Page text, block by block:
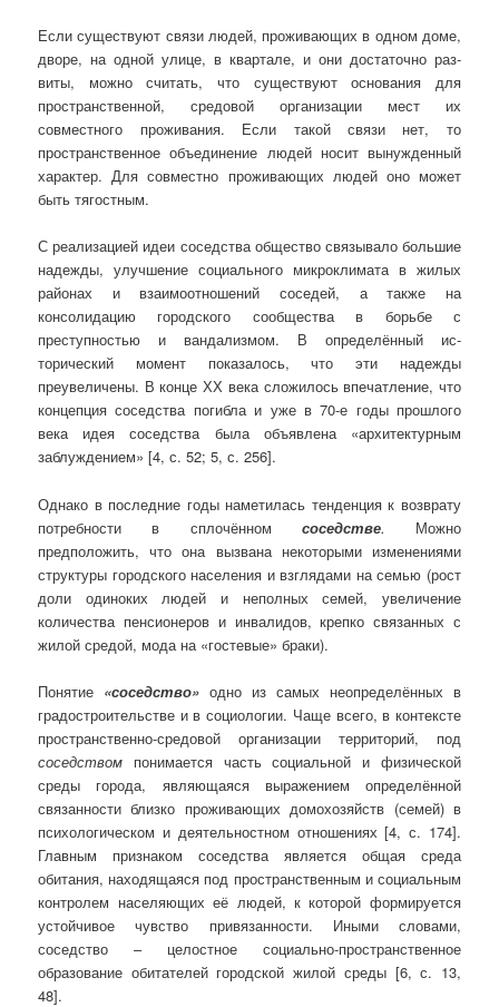
Если существуют связи людей, проживающих в одном доме,
дворе, на одной улице, в квартале, и они достаточно раз­
виты, можно считать, что существуют основания для
простран­ствен­ной, средовой организации мест их
совместного проживания. Если такой связи нет, то
пространственное объединение людей носит вы­нужденный
характер. Для совместно проживающих людей оно может
быть тягостным.
С реализацией идеи соседства общество связывало большие
на­дежды, улучшение со­циаль­ного микроклимата в жилых
районах и взаимоотношений соседей, а также на
консолидацию городского сооб­щества в борьбе с
преступностью и вандализмом. В определённый ис­
торический момент показалось, что эти надежды
преувеличены. В кон­це ХХ века сложилось впечатление, что
концепция соседства погибла и уже в 70-е годы прошлого
века идея соседства была объявлена «архитектурным
заблуждением» [4, с. 52; 5, с. 256].
Однако в последние годы наметилась тенденция к возврату
по­треб­ности в сплочённом соседстве. Можно
предположить, что она вызвана неко­торыми изменениями
структуры городского населения и взглядами на семью (рост
доли оди­ноких людей и неполных семей, увеличение
количества пенсионеров и инвалидов, крепко связанных с
жилой средой, мода на «гостевые» браки).
Понятие «соседство»одно из самых неопределённых в
градостроительстве и в социологии. Чаще всего, в контексте
пространственно-средовой организации территорий, под
соседством понимается часть социальной и физической
среды города, являющаяся выражением определённой
связанности близко проживающих домохозяйств (семей) в
психологическом и деятельностном отношениях [4, с. 174].
Главным признаком соседства является общая среда
обитания, находящаяся под пространственным и социальным
контролем населяющих её людей, к которой формируется
устойчивое чувство привязанности. Иными словами,
соседство – целостное социально-пространственное
образование обитателей городской жилой среды [6, с. 13,
48].